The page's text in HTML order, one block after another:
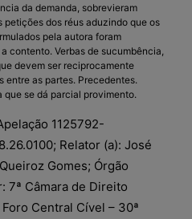
da demanda, sobrevieram
petições dos réus aduzindo que os
pela autora foram
contento. Verbas de sucumbência,
devem ser reciprocamente
entre as partes. Precedentes.
que se dá parcial provimento.
1125792-
Relator (a): José
Gomes; Órgão
7ª Câmara de Direito
Central Cível – 30ª